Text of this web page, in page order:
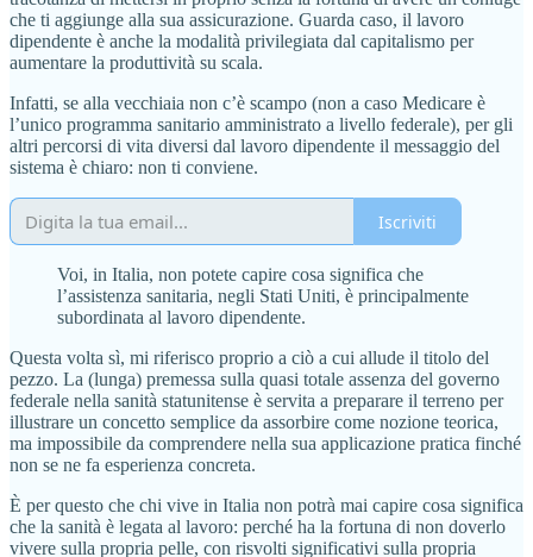
che ti aggiunge alla sua assicurazione. Guarda caso, il lavoro
dipendente è anche la modalità privilegiata dal capitalismo per
aumentare la produttività su scala.
Infatti, se alla vecchiaia non c’è scampo (non a caso Medicare è
l’unico programma sanitario amministrato a livello federale), per gli
altri percorsi di vita diversi dal lavoro dipendente il messaggio del
sistema è chiaro: non ti conviene.
Iscriviti
Voi, in Italia, non potete capire cosa significa che
l’assistenza sanitaria, negli Stati Uniti, è principalmente
subordinata al lavoro dipendente.
Questa volta sì, mi riferisco proprio a ciò a cui allude il titolo del
pezzo. La (lunga) premessa sulla quasi totale assenza del governo
federale nella sanità statunitense è servita a preparare il terreno per
illustrare un concetto semplice da assorbire come nozione teorica,
ma impossibile da comprendere nella sua applicazione pratica finché
non se ne fa esperienza concreta.
È per questo che chi vive in Italia non potrà mai capire cosa significa
che la sanità è legata al lavoro: perché ha la fortuna di non doverlo
vivere sulla propria pelle, con risvolti significativi sulla propria